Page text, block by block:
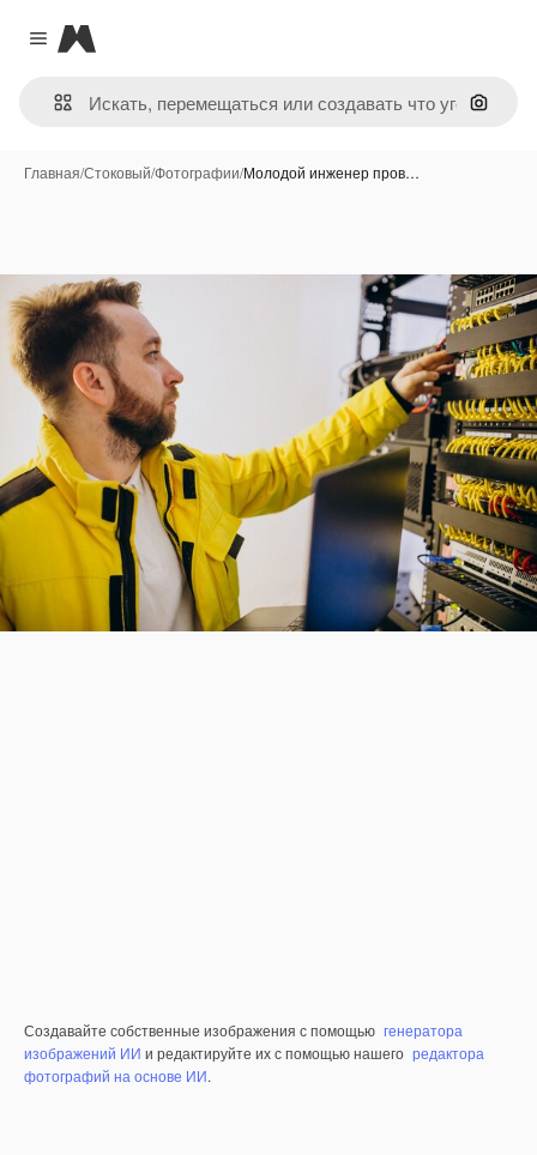
Close menu
Magnific
Поиск
Главная/Стоковый/Фотографии/Молодой инженер пров…
Создавайте собственные изображения с помощью генератора
изображений ИИ и редактируйте их с помощью нашего редактора
фотографий на основе ИИ.